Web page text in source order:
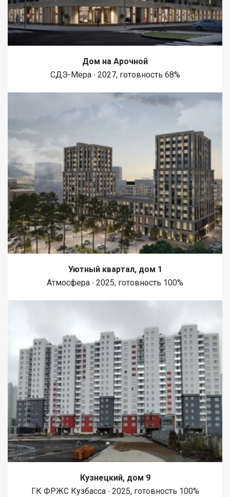
Дом на Арочной
СДЭ-Мера ∙ 2027, готовность 68%
Уютный квартал, дом 1
Атмосфера ∙ 2025, готовность 100%
Кузнецкий, дом 9
ГК ФРЖС Кузбасса ∙ 2025, готовность 100%